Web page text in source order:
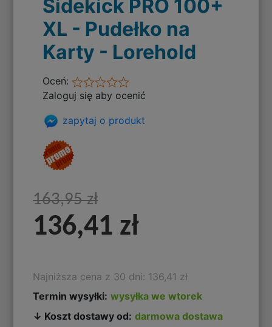
Sidekick PRO 100+
XL - Pudełko na
Karty - Lorehold
Oceń:
Zaloguj się aby ocenić
zapytaj o produkt
163,95 zł
136,41 zł
Najniższa cena z 30 dni: 136,41 zł
Termin wysyłki: wysyłka we wtorek
↓ Koszt dostawy od: darmowa dostawa